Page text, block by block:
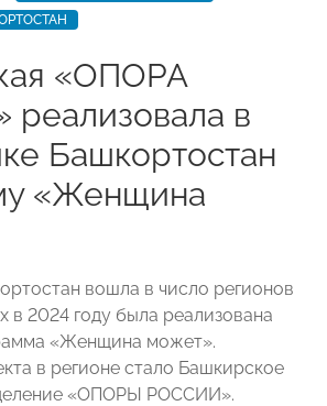
«ОПОРА
в
Башкортостан
«Женщина
вошла в число регионов
в 2024 году была реализована
«Женщина может».
в регионе стало Башкирское
«ОПОРЫ РОССИИ».